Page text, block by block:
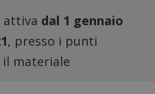
attiva dal 1 gennaio
, presso i punti
il materiale